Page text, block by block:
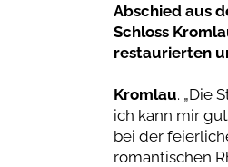
Abschied aus
Schloss
restaurierten
Kromlau. „Die
ich kann mir
bei der
romantischen